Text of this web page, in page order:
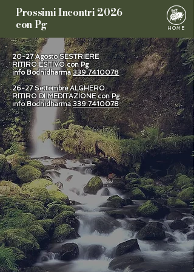
Prossimi Incontri 2026
con Pg
HOME
20-27 Agosto SESTRIERE
RITIRO ESTIVO con Pg
info Bodhidharma339.7410078
26-27 Settembre ALGHERO
RITIRO DI MEDITAZIONE con Pg
info Bodhidharma339.7410078